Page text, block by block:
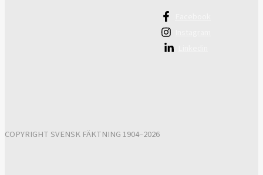
COPYRIGHT SVENSK FÄKTNING 1904–2026